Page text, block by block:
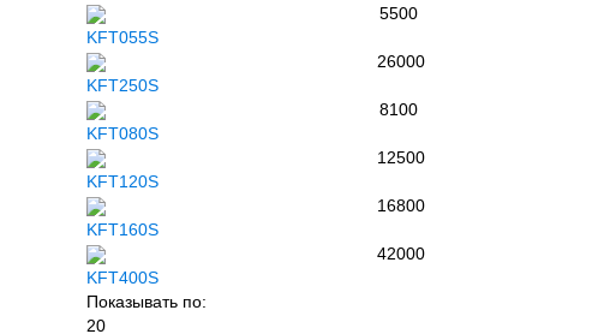
KFT055S
5500
KFT250S
26000
KFT080S
8100
KFT120S
12500
KFT160S
16800
KFT400S
42000
Показывать по:
20